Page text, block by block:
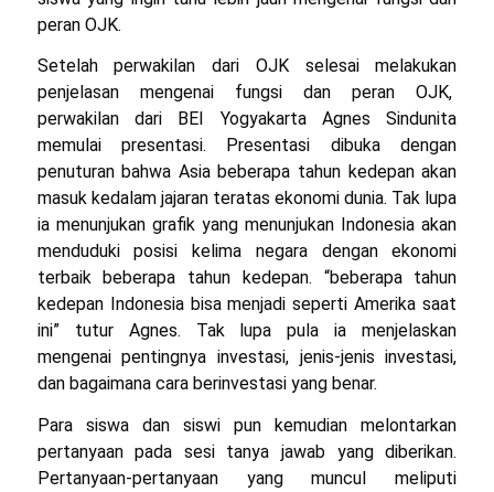
peran OJK.
Setelah perwakilan dari OJK selesai melakukan
penjelasan mengenai fungsi dan peran OJK,
perwakilan dari BEI Yogyakarta Agnes Sindunita
memulai presentasi. Presentasi dibuka dengan
penuturan bahwa Asia beberapa tahun kedepan akan
masuk kedalam jajaran teratas ekonomi dunia. Tak lupa
ia menunjukan grafik yang menunjukan Indonesia akan
menduduki posisi kelima negara dengan ekonomi
terbaik beberapa tahun kedepan. “beberapa tahun
kedepan Indonesia bisa menjadi seperti Amerika saat
ini” tutur Agnes. Tak lupa pula ia menjelaskan
mengenai pentingnya investasi, jenis-jenis investasi,
dan bagaimana cara berinvestasi yang benar.
Para siswa dan siswi pun kemudian melontarkan
pertanyaan pada sesi tanya jawab yang diberikan.
Pertanyaan-pertanyaan yang muncul meliputi